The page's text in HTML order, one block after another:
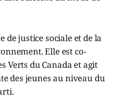
de justice sociale et de la
Elle est co-
Verts du Canada et agit
des jeunes au niveau du